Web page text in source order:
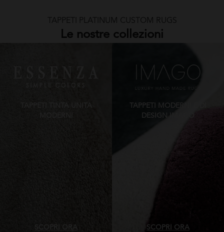
TAPPETI PLATINUM CUSTOM RUGS
Le nostre collezioni
SCOPRI ORA
TAPPETI MODERNI E DI
DESIGN IMAGO
SCOPRI ORA